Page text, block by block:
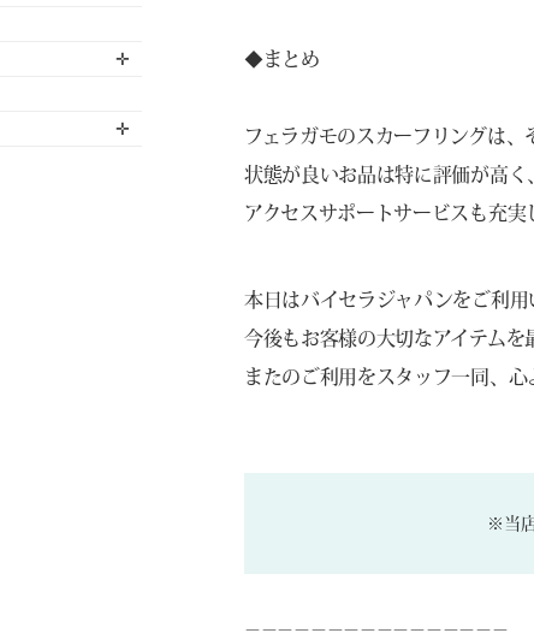
◆まとめ
フェラガモのスカーフリングは、
状態が良いお品は特に評価が高く
アクセスサポートサービスも充実
本日はバイセラジャパンをご利用
今後もお客様の大切なアイテムを
またのご利用をスタッフ一同、心
※当
－－－－－－－－－－－－－－－－
✛
✛